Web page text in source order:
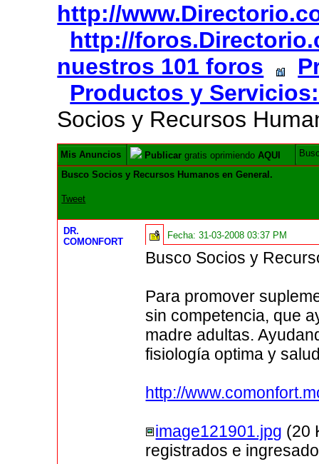
http://
http://
nuestros 101 foros
Productos y
Socios y Recursos
Mis Anuncios Publicar gratis oprimiendoAQUI
Busco Socios y Recursos Humanos en General.
Tweet
DR.
COMONFORT
Fecha:31-03-2008 03:37 PM
Busco Socios y
Para promover
sin competencia, que
madre adultas.
fisiología optima y
http://
image121901.jpg (20
registrados e